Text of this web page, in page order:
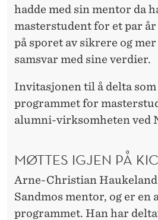
hadde med sin mentor da
masterstudent for et par år
på sporet av sikrere og
samsvar med sine verdier.
Invitasjonen til å delta
programmet for
alumni-virksomheten ved
MØTTES IGJEN PÅ
Arne-Christian
Sandmos mentor, og er en
programmet. Han har